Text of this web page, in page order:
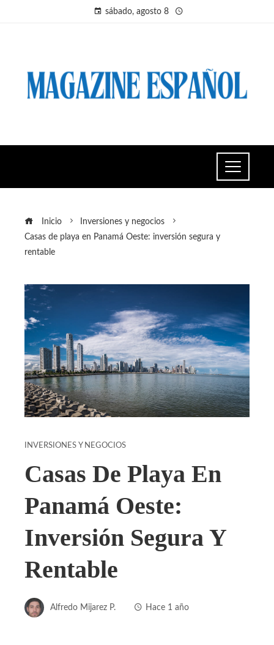
sábado, agosto 8
Inicio
Inversiones y negocios
Casas de playa en Panamá Oeste: inversión segura y
rentable
INVERSIONES Y NEGOCIOS
Casas De Playa En
Panamá Oeste:
Inversión Segura Y
Rentable
Alfredo Mijarez P. Hace 1 año